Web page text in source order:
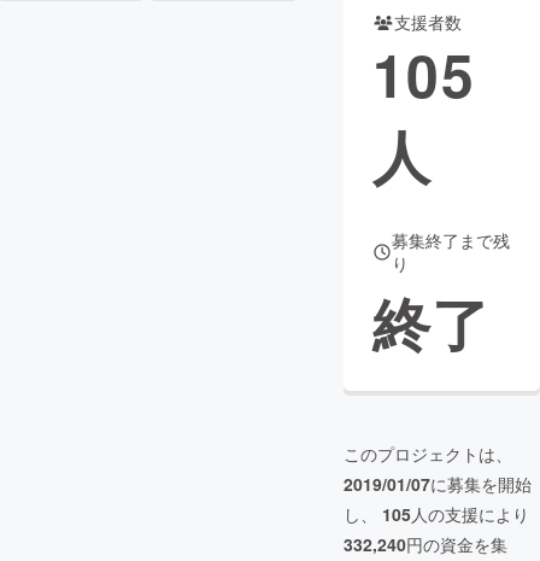
支援者数
105
人
募集終了まで残
り
終了
このプロジェクトは、
2019/01/07に募集を開始
し、 105人の支援により
332,240円の資金を集